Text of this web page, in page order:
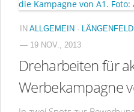
IN ALLGEMEIN · LÄNGENFELD
— 19 NOV., 2013
Dreharbeiten für
Werbekampagne